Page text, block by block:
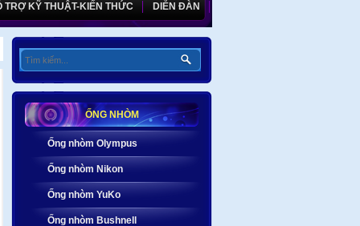
TRỢ KỸ THUẬT-KIẾN THỨC DIỄN ĐÀN
ỐNG NHÒM
Ống nhòm Olympus
Ống nhòm Nikon
Ống nhòm YuKo
Ống nhòm Bushnell